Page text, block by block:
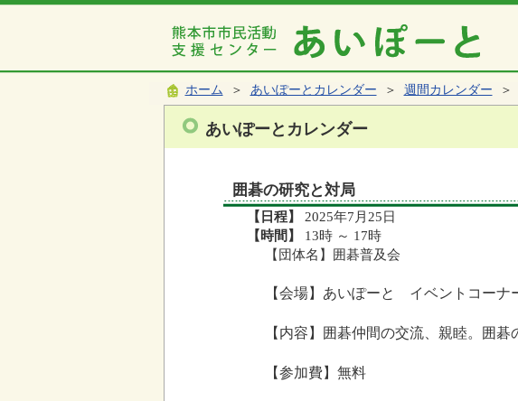
ホーム ＞ あいぽーとカレンダー ＞ 週間カレンダー ＞
あいぽーとカレンダー
囲碁の研究と対局
【日程】 2025年7月25日
【時間】
13時 ～ 17時
【団体名】囲碁普及会
【会場】あいぽーと イベントコーナ
【内容】囲碁仲間の交流、親睦。囲
【参加費】無料